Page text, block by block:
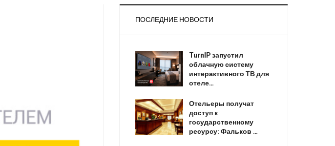
ПОСЛЕДНИЕ НОВОСТИ
TurnIP запустил
облачную систему
интерактивного ТВ для
отеле…
Отельеры получат
доступ к
государственному
ресурсу: Фальков …